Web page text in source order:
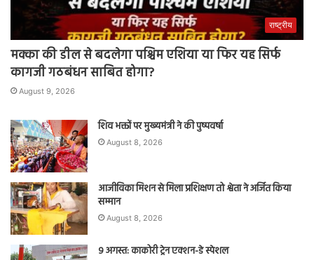
राष्ट्रीय
मक्का की डील से बदलेगा पश्चिम एशिया या फिर यह सिर्फ
कागजी गठबंधन साबित होगा?
August 9, 2026
शिव भक्तों पर मुख्यमंत्री ने की पुष्पवर्षा
August 8, 2026
आजीविका मिशन से मिला प्रशिक्षण तो श्वेता ने अर्जित किया
सम्मान
August 8, 2026
9 अगस्त: काकोरी ट्रेन एक्शन-डे स्पेशल